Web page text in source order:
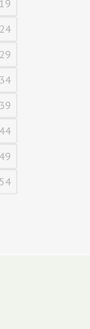
19
24
29
34
39
44
49
54